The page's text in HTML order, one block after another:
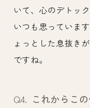
いて、心のデトッ
いつも思っていま
ょっとした息抜き
ですね。
Q4. これからこ